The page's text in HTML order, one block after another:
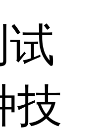
技